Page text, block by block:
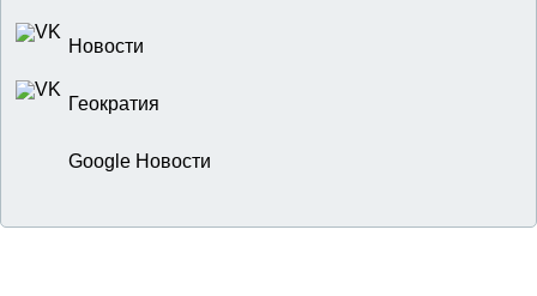
Новости
Геократия
Google Новости